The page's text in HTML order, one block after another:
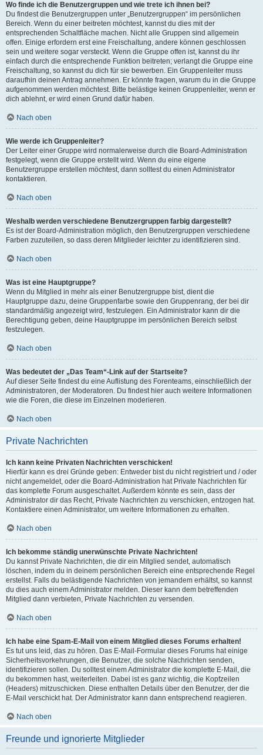
Wo finde ich die Benutzergruppen und wie trete ich ihnen bei?
Du findest die Benutzergruppen unter „Benutzergruppen“ im persönlichen
Bereich. Wenn du einer beitreten möchtest, kannst du dies mit der
entsprechenden Schaltfläche machen. Nicht alle Gruppen sind allgemein
offen. Einige erfordern erst eine Freischaltung, andere können geschlossen
sein und weitere sogar versteckt. Wenn die Gruppe offen ist, kannst du ihr
einfach durch die entsprechende Funktion beitreten; verlangt die Gruppe eine
Freischaltung, so kannst du dich für sie bewerben. Ein Gruppenleiter muss
daraufhin deinen Antrag annehmen. Er könnte fragen, warum du in die Gruppe
aufgenommen werden möchtest. Bitte belästige keinen Gruppenleiter, wenn er
dich ablehnt, er wird einen Grund dafür haben.
Nach oben
Wie werde ich Gruppenleiter?
Der Leiter einer Gruppe wird normalerweise durch die Board-Administration
festgelegt, wenn die Gruppe erstellt wird. Wenn du eine eigene
Benutzergruppe erstellen möchtest, dann solltest du einen Administrator
kontaktieren.
Nach oben
Weshalb werden verschiedene Benutzergruppen farbig dargestellt?
Es ist der Board-Administration möglich, den Benutzergruppen verschiedene
Farben zuzuteilen, so dass deren Mitglieder leichter zu identifizieren sind.
Nach oben
Was ist eine Hauptgruppe?
Wenn du Mitglied in mehr als einer Benutzergruppe bist, dient die
Hauptgruppe dazu, deine Gruppenfarbe sowie den Gruppenrang, der bei dir
standardmäßig angezeigt wird, festzulegen. Ein Administrator kann dir die
Berechtigung geben, deine Hauptgruppe im persönlichen Bereich selbst
festzulegen.
Nach oben
Was bedeutet der „Das Team“-Link auf der Startseite?
Auf dieser Seite findest du eine Auflistung des Forenteams, einschließlich der
Administratoren, der Moderatoren. Du findest hier auch weitere Informationen
wie die Foren, die diese im Einzelnen moderieren.
Nach oben
Private Nachrichten
Ich kann keine Privaten Nachrichten verschicken!
Hierfür kann es drei Gründe geben: Entweder bist du nicht registriert und / oder
nicht angemeldet, oder die Board-Administration hat Private Nachrichten für
das komplette Forum ausgeschaltet. Außerdem könnte es sein, dass der
Administrator dir das Recht, Private Nachrichten zu verschicken, entzogen hat.
Kontaktiere einen Administrator, um weitere Informationen zu erhalten.
Nach oben
Ich bekomme ständig unerwünschte Private Nachrichten!
Du kannst Private Nachrichten, die dir ein Mitglied sendet, automatisch
löschen, indem du in deinem persönlichen Bereich eine entsprechende Regel
erstellst. Falls du belästigende Nachrichten von jemandem erhältst, so kannst
du dies auch einem Administrator melden. Dieser kann dem betreffenden
Mitglied dann verbieten, Private Nachrichten zu versenden.
Nach oben
Ich habe eine Spam-E-Mail von einem Mitglied dieses Forums erhalten!
Es tut uns leid, das zu hören. Das E-Mail-Formular dieses Forums hat einige
Sicherheitsvorkehrungen, die Benutzer, die solche Nachrichten senden,
identifizieren sollen. Du solltest einem Administrator die komplette E-Mail, die
du bekommen hast, weiterleiten. Dabei ist es ganz wichtig, die Kopfzeilen
(Headers) mitzuschicken. Diese enthalten Details über den Benutzer, der die
E-Mail verschickt hat. Der Administrator kann dann entsprechend reagieren.
Nach oben
Freunde und ignorierte Mitglieder